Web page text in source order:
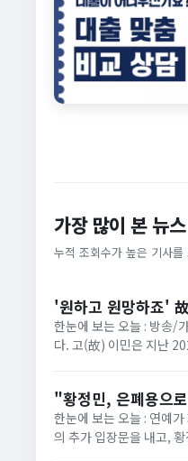
가장 많이 본 뉴스
누적 조회수가 높은 기사
'원하고 원망하죠'
한눈에 보는 오늘 : 방송/
다. 고(故) 이민은 지난
"황정민, 은폐용으
한눈에 보는 오늘 : 연예
의 추가 입장문을 내고,